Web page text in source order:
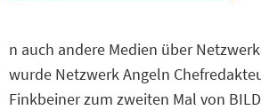
n auch andere Medien über
wurde Netzwerk Angeln
Finkbeiner zum zweiten Mal von